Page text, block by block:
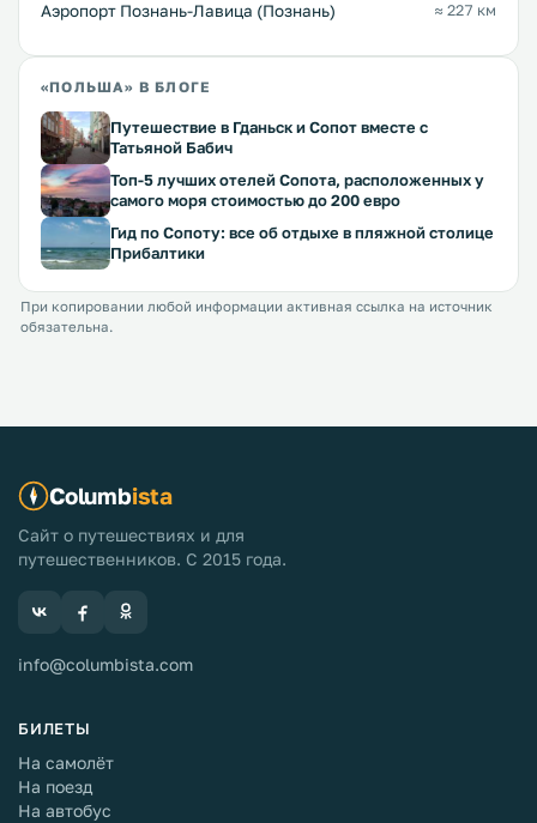
Аэропорт Познань-Лавица (Познань) ≈ 227 км
«ПОЛЬША» В БЛОГЕ
Путешествие в Гданьск и Сопот вместе с
Татьяной Бабич
Топ-5 лучших отелей Сопота, расположенных у
самого моря стоимостью до 200 евро
Гид по Сопоту: все об отдыхе в пляжной столице
Прибалтики
При копировании любой информации активная ссылка на источник
обязательна.
Columbista
Сайт о путешествиях и для
путешественников. С 2015 года.
info@columbista.com
БИЛЕТЫ
На самолёт
На поезд
На автобус